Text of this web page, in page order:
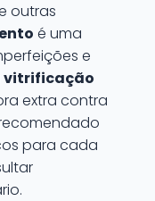
outras
é uma
e
vitrificação
extra contra
para cada